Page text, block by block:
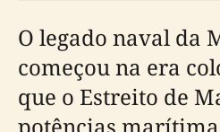
O legado naval da
começou na era
que o Estreito de